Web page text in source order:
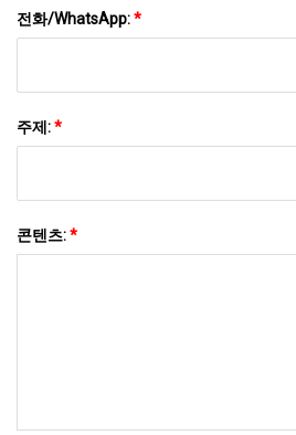
전화/WhatsApp:*
주제:*
콘텐츠:*